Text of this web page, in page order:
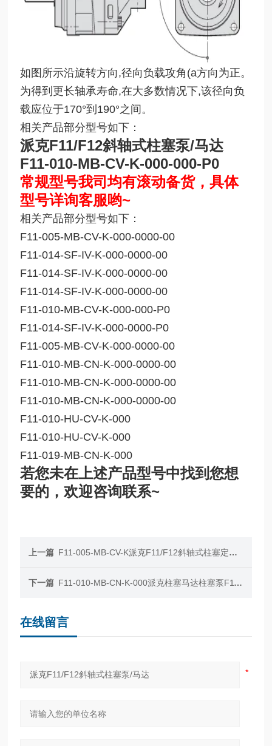
如图所示沿旋转方向,径向负载攻角(a方向为正。
为得到更长轴承寿命,在大多数情况下,该径向负
载应位于170°到190°之间。
相关产品部分型号如下：
派克F11/F12斜轴式柱塞泵/马达
F11-010-MB-CV-K-000-000-P0
常规型号我司均有滚动备货，具体
型号详询客服哟~
相关产品部分型号如下：
F11-005-MB-CV-K-000-0000-00
F11-014-SF-IV-K-000-0000-00
F11-014-SF-IV-K-000-0000-00
F11-014-SF-IV-K-000-0000-00
F11-010-MB-CV-K-000-000-P0
F11-014-SF-IV-K-000-0000-P0
F11-005-MB-CV-K-000-0000-00
F11-010-MB-CN-K-000-0000-00
F11-010-MB-CN-K-000-0000-00
F11-010-MB-CN-K-000-0000-00
F11-010-HU-CV-K-000
F11-010-HU-CV-K-000
F11-019-MB-CN-K-000
若您未在上述产品型号中找到您想
要的，欢迎咨询联系~
上一篇 F11-005-MB-CV-K派克F11/F12斜轴式柱塞定量液压泵/马达
下一篇 F11-010-MB-CN-K-000派克柱塞马达柱塞泵F11系列
在线留言